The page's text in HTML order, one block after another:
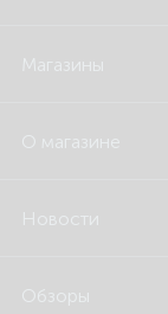
Магазины
О магазине
Новости
Обзоры